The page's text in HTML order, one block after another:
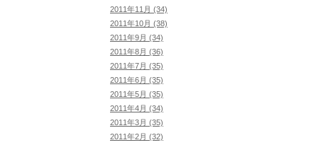
2011年11月 (34)
2011年10月 (38)
2011年9月 (34)
2011年8月 (36)
2011年7月 (35)
2011年6月 (35)
2011年5月 (35)
2011年4月 (34)
2011年3月 (35)
2011年2月 (32)